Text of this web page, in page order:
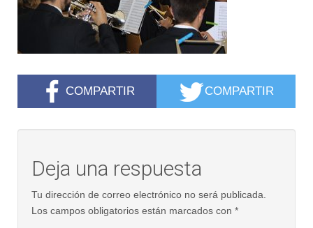
COMPARTIR COMPARTIR
Deja una respuesta
Tu dirección de correo electrónico no será publicada.
Los campos obligatorios están marcados con *